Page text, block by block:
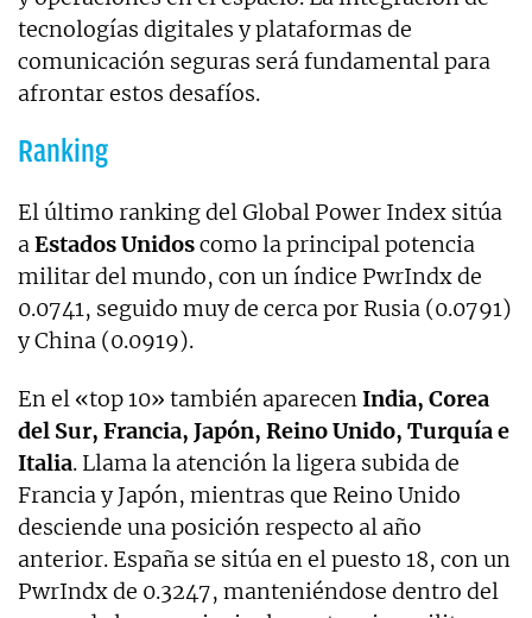
tecnologías digitales y plataformas de
comunicación seguras será fundamental para
afrontar estos desafíos.
Ranking
El último ranking del Global Power Index sitúa
aEstados Unidoscomo la principal potencia
militar del mundo, con un índice PwrIndx de
0.0741, seguido muy de cerca por Rusia (0.0791)
y China (0.0919).
En el «top 10» también aparecenIndia, Corea
del Sur, Francia, Japón, Reino Unido, Turquía e
Italia. Llama la atención la ligera subida de
Francia y Japón, mientras que Reino Unido
desciende una posición respecto al año
anterior. España se sitúa en el puesto 18, con un
PwrIndx de 0.3247, manteniéndose dentro del